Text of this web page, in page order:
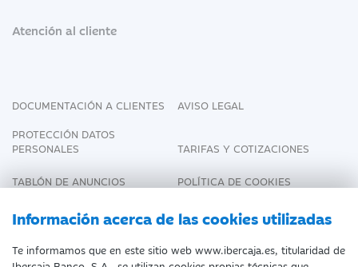
Información acerca de las cookies utilizadas
Te informamos que en este sitio web www.ibercaja.es, titularidad de
Atención al cliente
DOCUMENTACIÓN A CLIENTES
AVISO LEGAL
PROTECCIÓN DATOS
PERSONALES
TARIFAS Y COTIZACIONES
TABLÓN DE ANUNCIOS
POLÍTICA DE COOKIES
DECLARACIÓN DE
ACCESIBILIDAD